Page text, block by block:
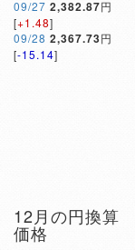
09/27 2,382.87円
[+1.48]
09/28 2,367.73円
[-15.14]
12月の円換算
価格